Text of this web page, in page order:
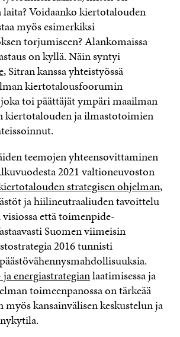
Voidaanko kiertotalouden
myös esimerkiksi
torjumiseen? Alankomaissa
on kyllä. Näin syntyi
, Sitran kanssa yhteistyössä
kiertotalousfoorumin
joka toi päättäjät ympäri maailman
kiertotalouden ja ilmastotoimien
teemojen yhteensovittaminen
2021 valtioneuvoston
strategisen ohjelman,
ja hiilineutraaliuden tavoittelu
että toimenpide-
Suomen viimeisin
2016 tunnisti
energiastrategianlaatimisessa ja
toimeenpanossa on tärkeää
kansainvälisen keskustelun ja